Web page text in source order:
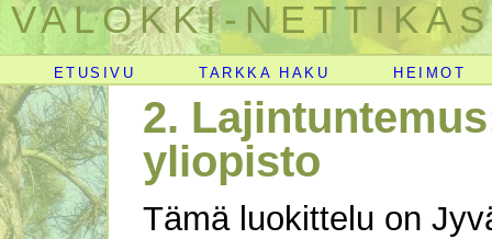
VALOKKI-
ETUSIVU TARKKA HAKU HEIMOT
2.
yliopisto
Tämä luokittelu on